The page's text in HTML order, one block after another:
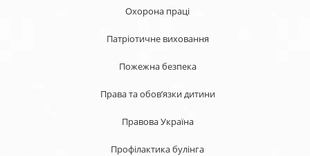
Охорона праці
Патріотичне виховання
Пожежна безпека
Права та обов’язки дитини
Правова Україна
Профілактика булінга